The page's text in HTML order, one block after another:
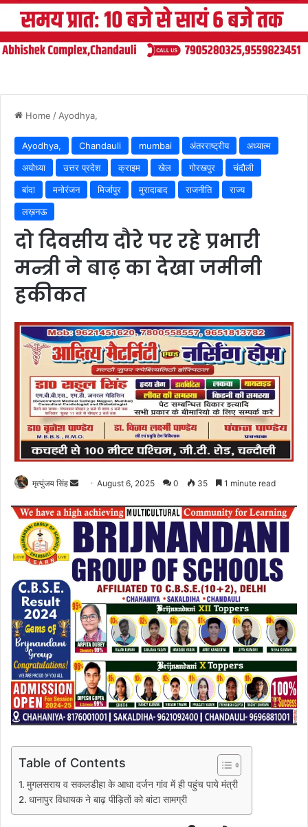
Home / Ayodhya,
Ayodhya, Chandauli mumbai अंतरराष्ट्रीय
अध्यात्म
अयोध्या
उत्तर प्रदेश क्राइम खेल गोरखपुर
चंदौली
बांदा
मनोरंजन मिर्जापुर मुरादाबाद राजनीति
राज्य
लख़नऊ
दो दिवसीय दौरे पर रहे प्रभारी
मन्त्री ने बाढ़ का देखा जमीनी
हकीकत
मृत्युंजय सिंह
Send
email
August 6, 2025 0 35 1 minute read
Table of Contents
मुगलसराय व सकलडीहा के आधा दर्जन गांव में ही पहुंच पाये मंत्री
धानापुर विधायक ने बाढ़ पीड़ितों को बांटा सामग्री